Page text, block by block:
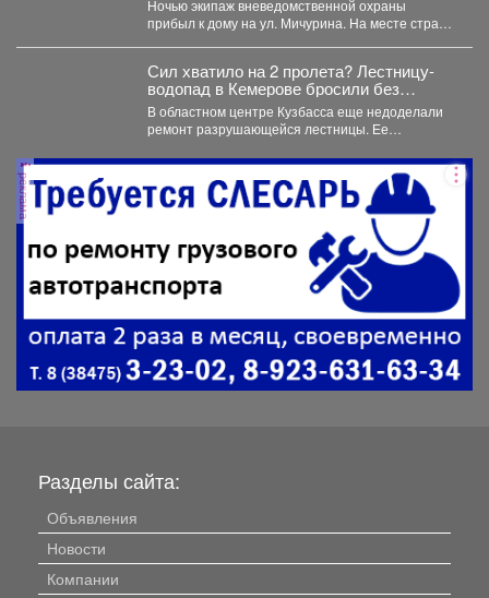
Ночью экипаж вневедомственной охраны
прибыл к дому на ул. Мичурина. На месте стражи
Сил хватило на 2 пролета? Лестницу-
водопад в Кемерове бросили без
ремонта
В областном центре Кузбасса еще недоделали
ремонт разрушающейся лестницы. Ее
реклама
Разделы сайта:
Объявления
Новости
Компании